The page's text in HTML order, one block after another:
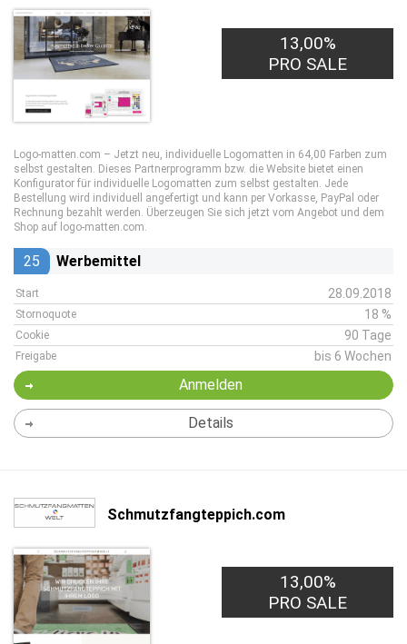
13,00%
PRO SALE
Logo-matten.com – Jetzt neu, individuelle Logomatten in 64,00 Farben zum
selbst gestalten. Dieses Partnerprogramm bzw. die Website bietet einen
Konfigurator für individuelle Logomatten zum selbst gestalten. Jede
Bestellung wird individuell angefertigt und kann per Vorkasse, PayPal oder
Rechnung bezahlt werden. Überzeugen Sie sich jetzt vom Angebot und dem
Shop auf logo-matten.com.
25 Werbemittel
Start 28.09.2018
Stornoquote 18 %
Cookie 90 Tage
Freigabe bis 6 Wochen
Anmelden
Details
Schmutzfangteppich.com
13,00%
PRO SALE